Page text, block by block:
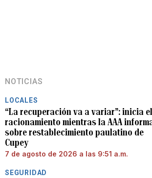
NOTICIAS
LOCALES
“La recuperación va a variar”: inicia el
racionamiento mientras la AAA
sobre restablecimiento paulatino de
Cupey
7 de agosto de 2026 a las 9:51 a.m.
SEGURIDAD